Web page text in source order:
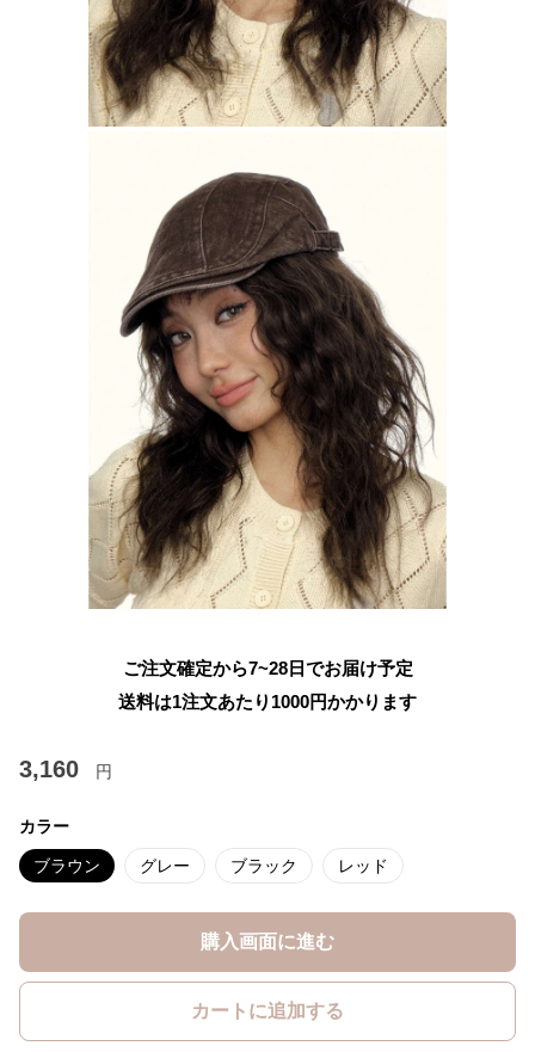
ご注文確定から7~28日でお届け予定
送料は1注文あたり 1000円かかります
3,160 円
カラー
ブラウン グレー ブラック レッド
購入画面に進む
カートに追加する